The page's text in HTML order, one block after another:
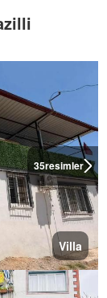
35resimler
Villa